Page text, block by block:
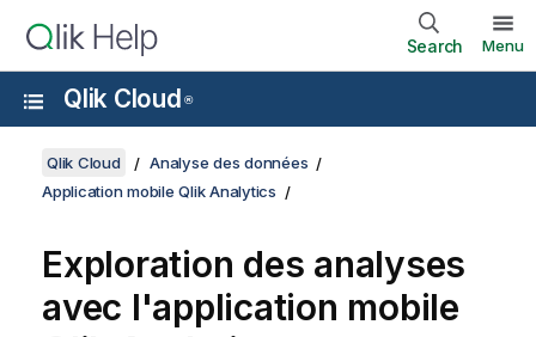
Search Menu
Qlik Cloud ®
Qlik Cloud
Analyse des données
Application mobile Qlik Analytics
Exploration des analyses
avec l'application mobile